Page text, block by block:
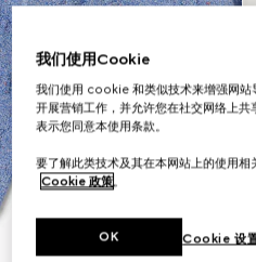
我们使用Cookie
我们使用 cookie 和类似技术来增强网站
开展营销工作，并允许您在社交网络上
表示您同意本使用条款。
要了解此类技术及其在本网站上的使用
Cookie 政策。
Cookie 设
OK